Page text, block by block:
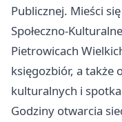
Publicznej. Mieści
Społeczno-
Pietrowicach
księgozbiór, a także
kulturalnych i
Godziny otwarcia